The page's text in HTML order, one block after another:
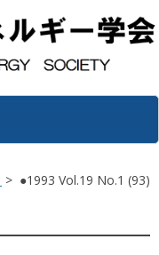
> ●1993 Vol.19 No.1 (93)